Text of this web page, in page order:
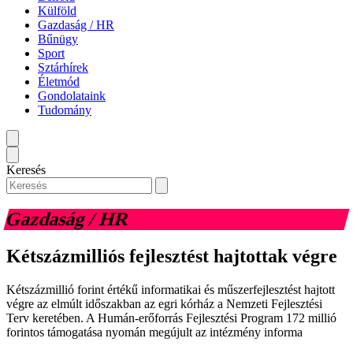
Külföld
Gazdaság / HR
Bűnügy
Sport
Sztárhírek
Életmód
Gondolataink
Tudomány
Keresés
Gazdaság / HR
Kétszázmilliós fejlesztést hajtottak végre
Kétszázmillió forint értékű informatikai és műszerfejlesztést hajtott
végre az elmúlt időszakban az egri kórház a Nemzeti Fejlesztési
Terv keretében. A Humán-erőforrás Fejlesztési Program 172 millió
forintos támogatása nyomán megújult az intézmény informa